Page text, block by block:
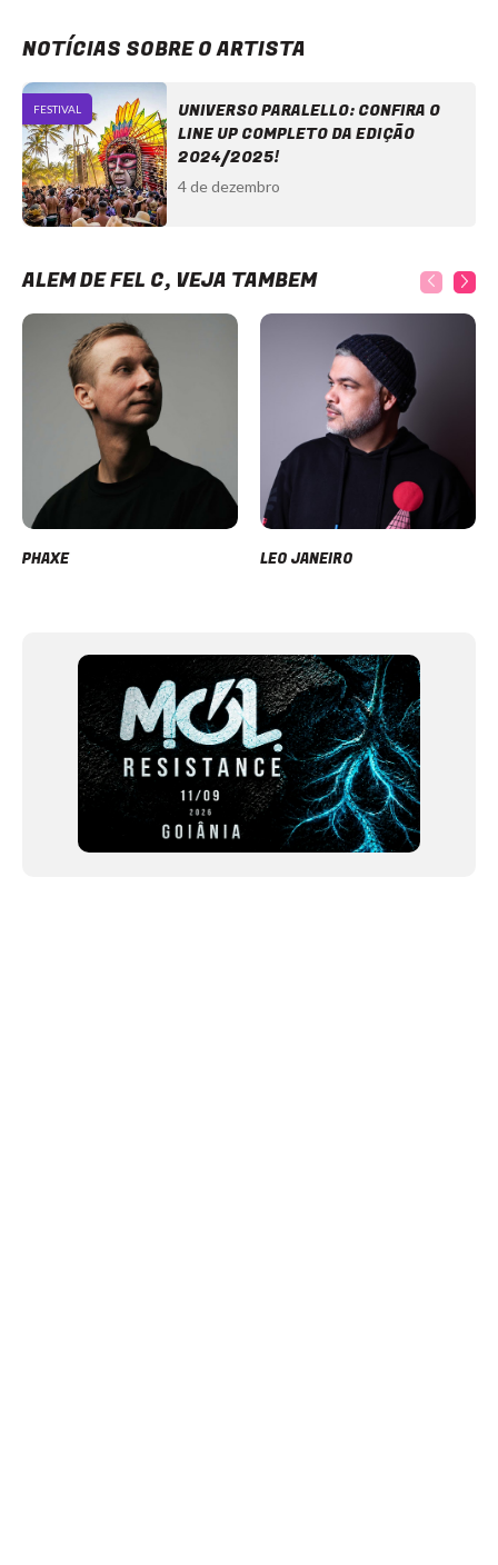
NOTÍCIAS SOBRE O ARTISTA
FESTIVAL
UNIVERSO PARALELLO: CONFIRA O
LINE UP COMPLETO DA EDIÇÃO
2024/2025!
4 de dezembro
ALÉM DE FEL C, VEJA TAMBÉM
PHAXE LEO JANEIRO